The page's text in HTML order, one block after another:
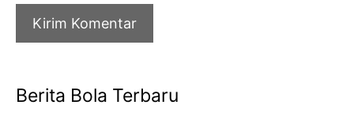
Berita Bola Terbaru